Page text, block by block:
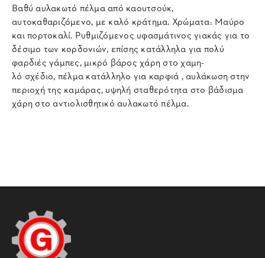
Βαθύ αυλακωτό πέλμα από καουτσούκ,
αυτοκαθαριζόμενο, με καλό κράτημα. Χρώματα: Μαύρο
και πορτοκαλί. Ρυθμιζόμενος υφασμάτινος γιακάς για το
δέσιμο των κορδονιών, επίσης κατάλληλα για πολύ
φαρδιές γάμπες, μικρό βάρος χάρη στο χαμη-
λό σχέδιο, πέλμα κατάλληλο για καρφιά , αυλάκωση στην
περιοχή της καμάρας, υψηλή σταθερότητα στο βάδισμα
χάρη στο αντιολισθητικό αυλακωτό πέλμα.